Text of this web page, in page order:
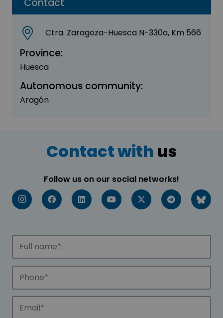
Ctra. Zaragoza-Huesca N-330a, Km 566
Province:
Huesca
Autonomous community:
Aragón
Contact with us
Follow us on our social networks!